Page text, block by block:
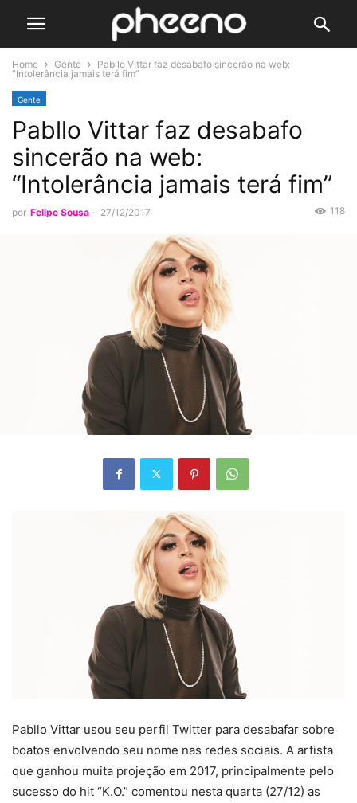
Home Gente
Pabllo Vittar faz desabafo sincerão na web:
“Intolerância jamais terá fim”
Gente
Pabllo Vittar faz desabafo
sincerão na web:
“Intolerância jamais terá fim”
por Felipe Sousa - 27/12/2017 118
Pabllo Vittar usou seu perfil Twitter para desabafar sobre
boatos envolvendo seu nome nas redes sociais. A artista
que ganhou muita projeção em 2017, principalmente pelo
sucesso do hit “K.O.” comentou nesta quarta (27/12) as